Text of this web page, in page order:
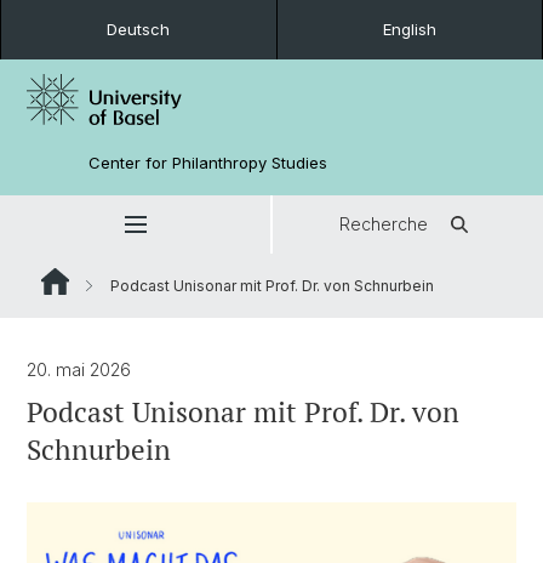
Deutsch English
Center for Philanthropy Studies
Recherche
Podcast Unisonar mit Prof. Dr. von Schnurbein
20. mai 2026
Podcast Unisonar mit Prof. Dr. von
Schnurbein